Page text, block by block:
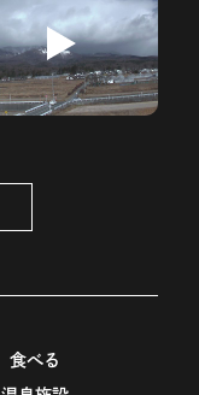
食べる